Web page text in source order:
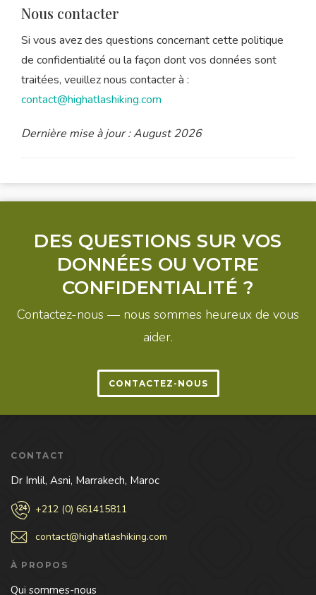
Nous contacter
Si vous avez des questions concernant cette politique
de confidentialité ou la façon dont vos données sont
traitées, veuillez nous contacter à :
contact@highatlashiking.com
Dernière mise à jour : August 2026
DES QUESTIONS SUR VOS
DONNÉES OU VOTRE
CONFIDENTIALITÉ ?
Contactez-nous — nous sommes heureux de vous
aider.
CONTACTEZ-NOUS
CONTACT
Dr Imlil, Asni, Marrakech, Maroc
+212 (0) 661415811
contact@highatlashiking.com
À PROPOS
Qui sommes-nous